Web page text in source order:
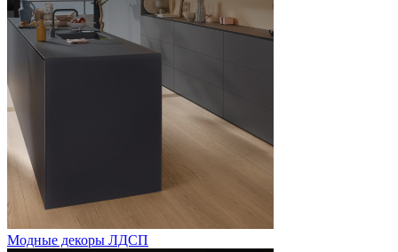
Модные декоры ЛДСП